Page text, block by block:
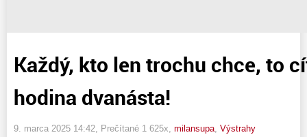
Každý, kto len trochu chce, to
hodina dvanásta!
9. marca 2025 14:42 , Prečítané 1 625x, milansupa Výstrahy